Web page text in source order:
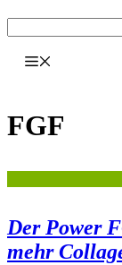
Inhalt
springen
FGF
Der Power
mehr